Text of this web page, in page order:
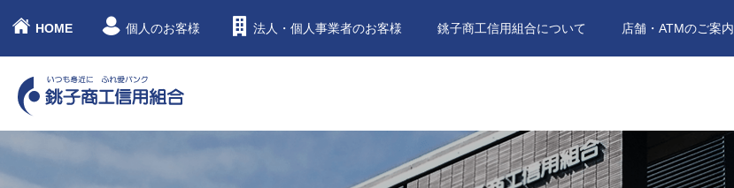
HOME 個人のお客様 法人・個人事業者のお客様 銚子商工信用組合について 店舗・ATMのご案内